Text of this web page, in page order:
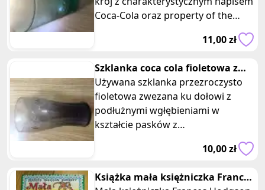
Coca-Cola oraz property of the
11,00 zł
Szklanka coca cola fioletowa z
podłużnymi paskami Mcdonalds
Używana szklanka przezroczysto
fioletowa zwezana ku dołowi z
podłużnymi wgłębieniami w
kształcie pasków z
charakterystycznym napisem Coca-
10,00 zł
Książka mała księżniczka Frances